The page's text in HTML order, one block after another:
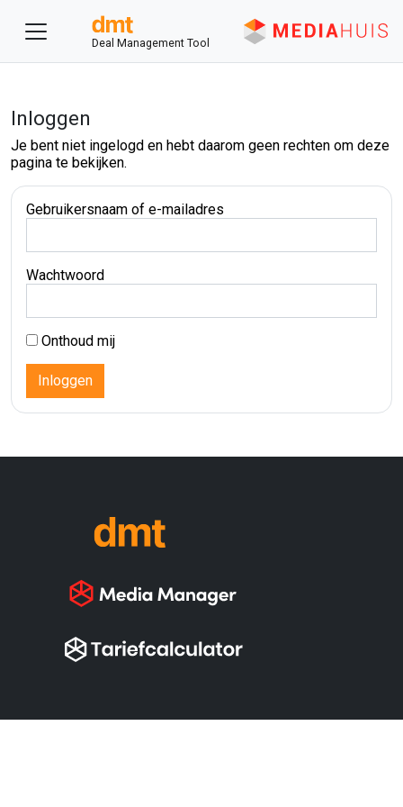
Deal Management Tool
Inloggen
Je bent niet ingelogd en hebt daarom geen rechten om deze
pagina te bekijken.
Gebruikersnaam of e-mailadres
Wachtwoord
Onthoud mij